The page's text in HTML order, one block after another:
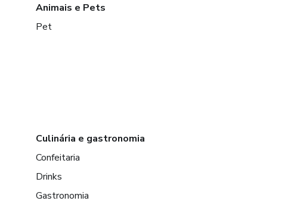
Animais e Pets
Pet
Culinária e gastronomia
Confeitaria
Drinks
Gastronomia